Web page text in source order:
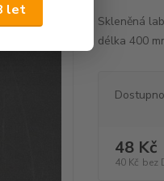
let
Skleněná
délka 400
48 Kč
40 Kč bez